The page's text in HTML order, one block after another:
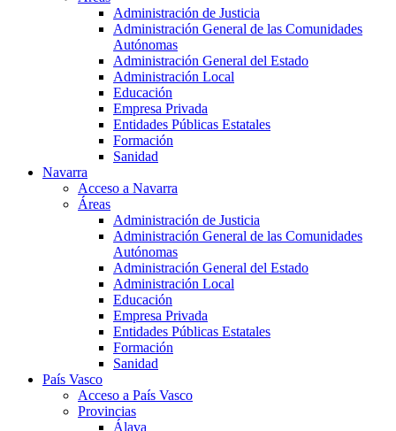
Administración de Justicia
Administración General de las Comunidades
Autónomas
Administración General del Estado
Administración Local
Educación
Empresa Privada
Entidades Públicas Estatales
Formación
Sanidad
Navarra
Acceso a Navarra
Áreas
Administración de Justicia
Administración General de las Comunidades
Autónomas
Administración General del Estado
Administración Local
Educación
Empresa Privada
Entidades Públicas Estatales
Formación
Sanidad
País Vasco
Acceso a País Vasco
Provincias
Álava